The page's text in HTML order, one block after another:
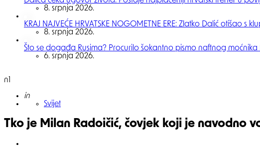
8. srpnja 2026.
KRAJ NAJVEĆE HRVATSKE NOGOMETNE ERE: Zlatko Dalić otišao s
8. srpnja 2026.
Što se događa Rusima? Procurilo šokantno pismo naftnog moćnika
6. srpnja 2026.
n1
Posted
in
Svijet
Tko je Milan Radoičić, čovjek koji je navodno